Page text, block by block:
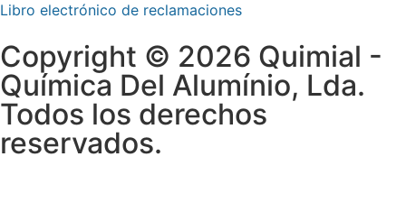
Libro electrónico de reclamaciones
Copyright © 2026 Quimial -
Química Del Alumínio, Lda.
Todos los derechos
reservados.